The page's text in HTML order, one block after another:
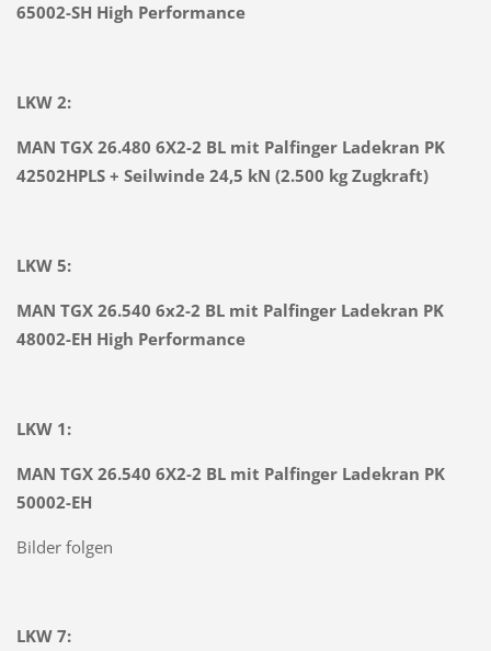
65002-SH High Performance
LKW 2:
MAN TGX 26.480 6X2-2 BL mit Palfinger Ladekran PK
42502HPLS + Seilwinde 24,5 kN (2.500 kg Zugkraft)
LKW 5:
MAN TGX 26.540 6x2-2 BL mit Palfinger Ladekran PK
48002-EH High Performance
LKW 1:
MAN TGX 26.540 6X2-2 BL mit Palfinger Ladekran PK
50002-EH
Bilder folgen
LKW 7: